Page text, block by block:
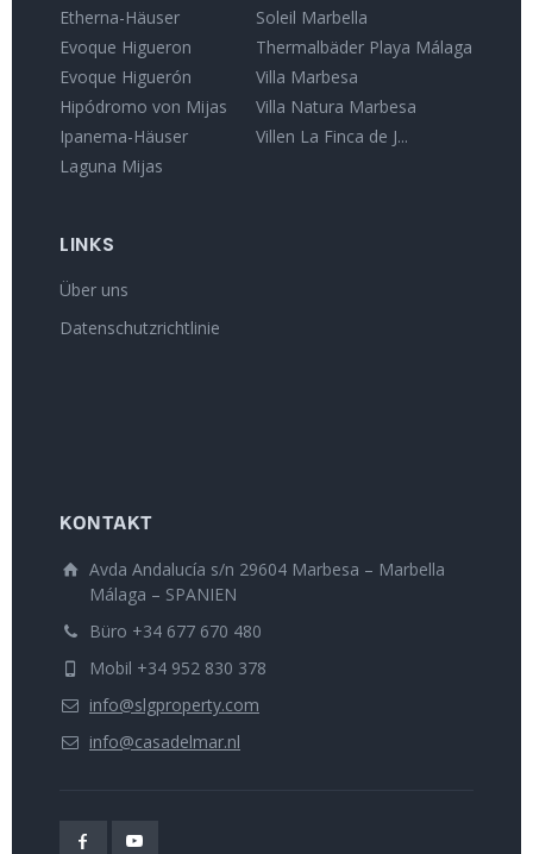
Etherna-Häuser
Evoque Higueron
Evoque Higuerón
Hipódromo von Mijas
Ipanema-Häuser
Laguna Mijas
Soleil Marbella
Thermalbäder Playa Málaga
Villa Marbesa
Villa Natura Marbesa
Villen La Finca de J...
LINKS
Über uns
Datenschutzrichtlinie
KONTAKT
Avda Andalucía s/n 29604 Marbesa – Marbella
Málaga – SPANIEN
Büro +34 677 670 480
Mobil +34 952 830 378
info@slgproperty.com
info@casadelmar.nl